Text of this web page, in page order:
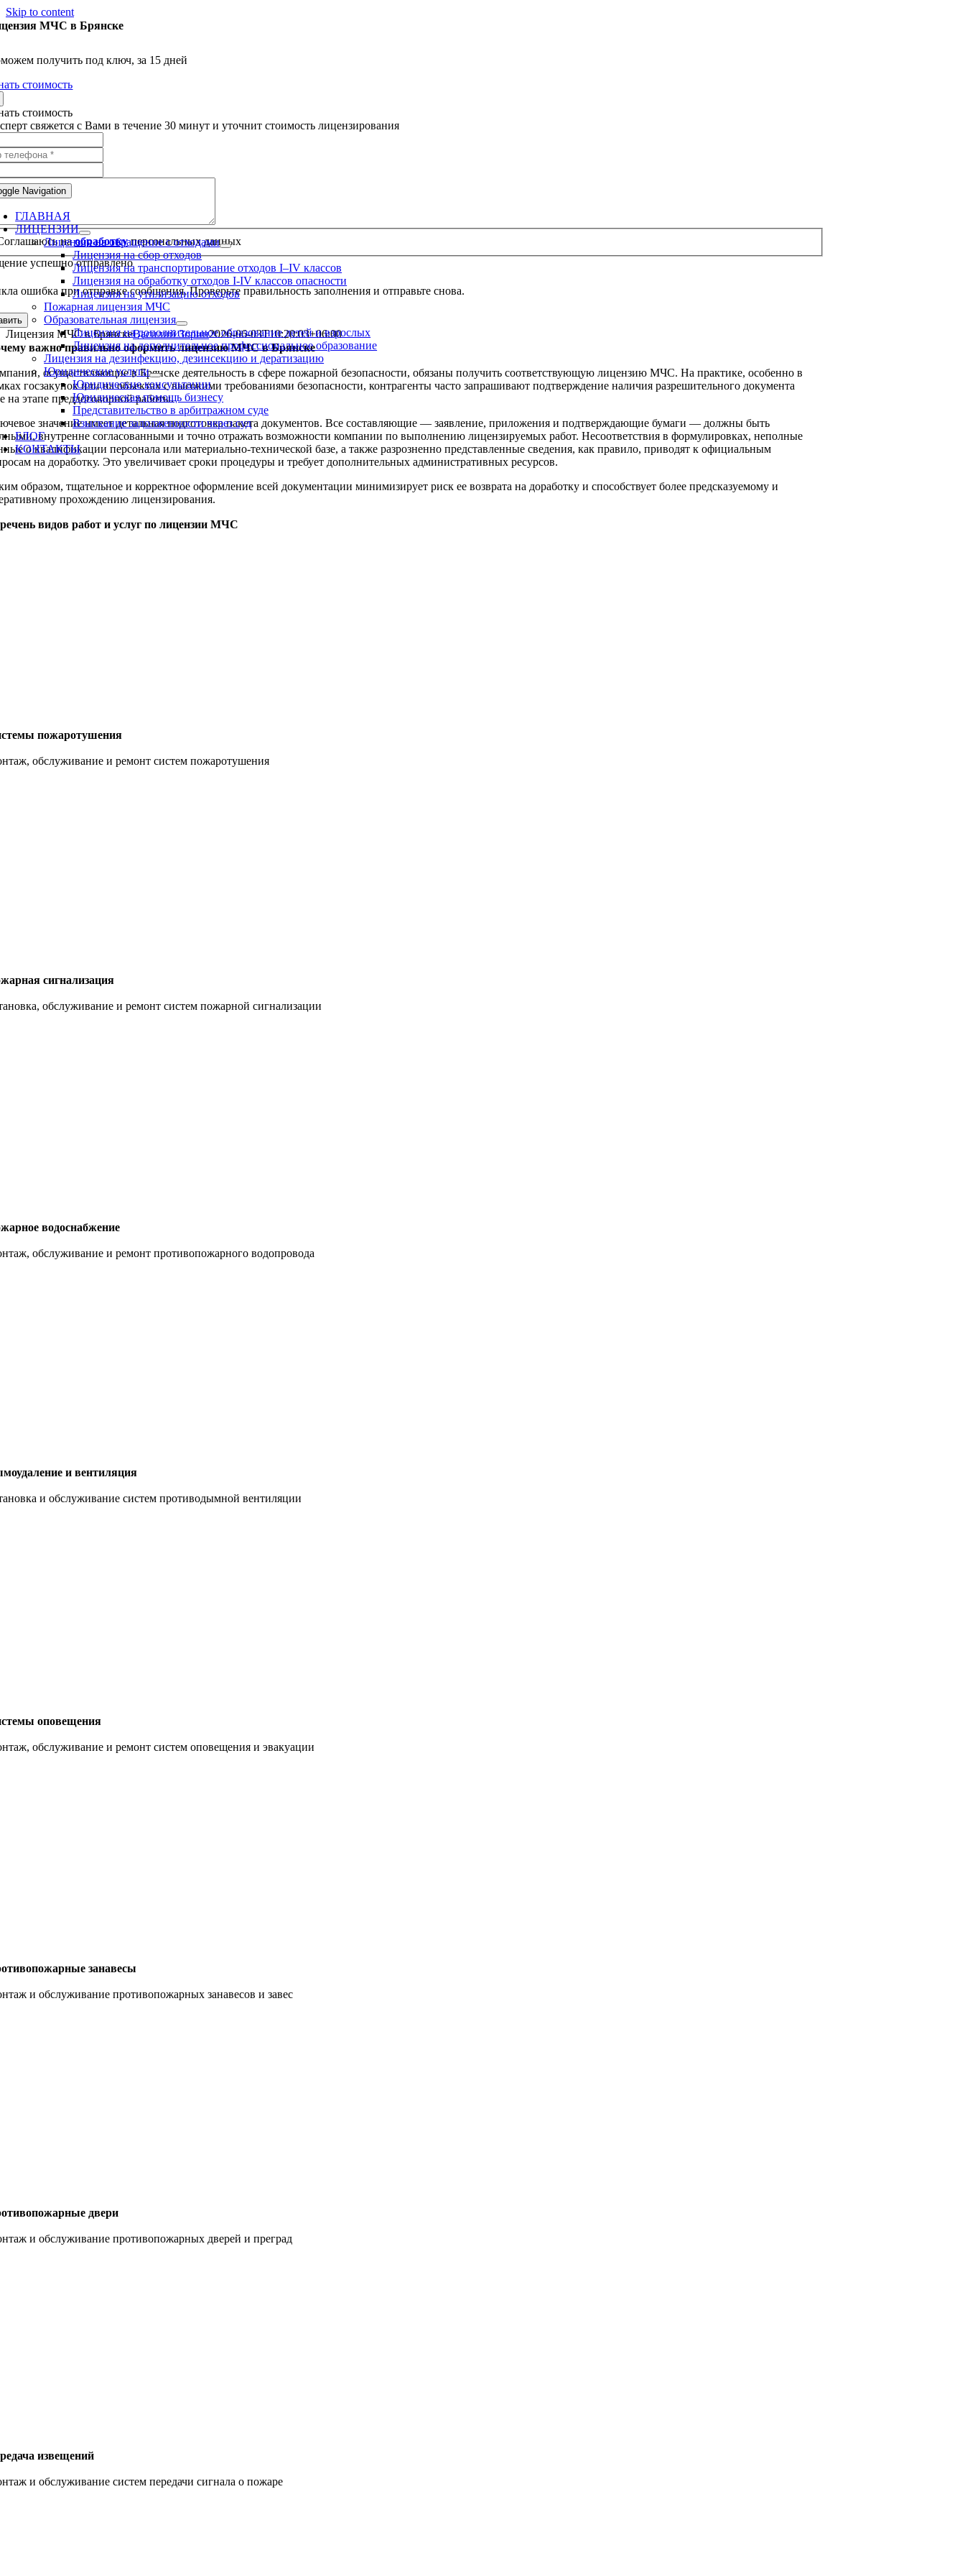
Skip to content
Navigation
ГЛАВНАЯ
ЛИЦЕНЗИИ
Лицензия на обращение с отходами
Лицензия на сбор отходов
Лицензия на транспортирование отходов I–IV классов
Лицензия на обработку отходов I-IV классов опасности
Лицензия на утилизацию отходов
Пожарная лицензия МЧС
Образовательная лицензия
Лицензия на дополнительное образование детей и взрослых
Лицензия на дополнительное профессиональное образование
Лицензия на дезинфекцию, дезинсекцию и дератизацию
Юридические услуги
Юридические консультации
Юридическая помощь бизнесу
Представительство в арбитражном суде
Взыскание задолженности через суд
БЛОГ
КОНТАКТЫ
МЧС в Брянске
получить под ключ, за 15 дней
стоимость
стоимость
свяжется с Вами в течение 30 минут и уточнит стоимость лицензирования
наобработкуперсональных данных
успешно отправлено
ошибка при отправке сообщения. Проверьте правильность заполнения и отправьте снова.
Лицензия МЧС в БрянскеВасилий Зорин2026-06-03T10:20:03+06:00
важно правильно оформить лицензию МЧС в Брянске
осуществляющие в Брянске деятельность в сфере пожарной безопасности, обязаны получить соответствующую лицензию МЧС. На практике, особенно в
госзакупок или на объектах с высокими требованиями безопасности, контрагенты часто запрашивают подтверждение наличия разрешительного документа
на этапе преддоговорной работы.
значение имеет детальная подготовка пакета документов. Все составляющие — заявление, приложения и подтверждающие бумаги — должны быть
внутренне согласованными и точно отражать возможности компании по выполнению лицензируемых работ. Несоответствия в формулировках, неполные
о квалификации персонала или материально-технической базе, а также разрозненно представленные сведения, как правило, приводят к официальным
на доработку. Это увеличивает сроки процедуры и требует дополнительных административных ресурсов.
образом, тщательное и корректное оформление всей документации минимизирует риск ее возврата на доработку и способствует более предсказуемому и
прохождению лицензирования.
видов работ и услуг по лицензии МЧС
пожаротушения
обслуживание и ремонт систем пожаротушения
сигнализация
обслуживание и ремонт систем пожарной сигнализации
водоснабжение
обслуживание и ремонт противопожарного водопровода
и вентиляция
и обслуживание систем противодымной вентиляции
оповещения
обслуживание и ремонт систем оповещения и эвакуации
занавесы
и обслуживание противопожарных занавесов и завес
двери
и обслуживание противопожарных дверей и преград
извещений
и обслуживание систем передачи сигнала о пожаре